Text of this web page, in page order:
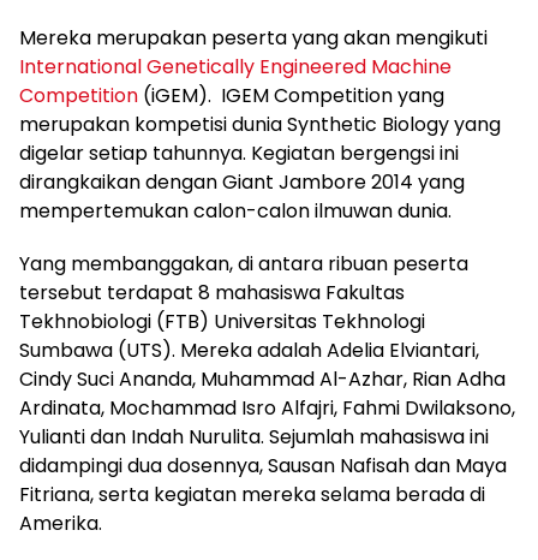
Mereka merupakan peserta yang akan mengikuti
International Genetically Engineered Machine
Competition (iGEM). IGEM Competition yang
merupakan kompetisi dunia Synthetic Biology yang
digelar setiap tahunnya. Kegiatan bergengsi ini
dirangkaikan dengan Giant Jambore 2014 yang
mempertemukan calon-calon ilmuwan dunia.
Yang membanggakan, di antara ribuan peserta
tersebut terdapat 8 mahasiswa Fakultas
Tekhnobiologi (FTB) Universitas Tekhnologi
Sumbawa (UTS). Mereka adalah Adelia Elviantari,
Cindy Suci Ananda, Muhammad Al-Azhar, Rian Adha
Ardinata, Mochammad Isro Alfajri, Fahmi Dwilaksono,
Yulianti dan Indah Nurulita. Sejumlah mahasiswa ini
didampingi dua dosennya, Sausan Nafisah dan Maya
Fitriana, serta kegiatan mereka selama berada di
Amerika.